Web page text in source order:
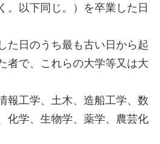
。以下同じ。）を卒業した日
うち最も古い日から起
者で、これらの大学等又は大
、土木、造船工学、数
化学、生物学、薬学、農芸化